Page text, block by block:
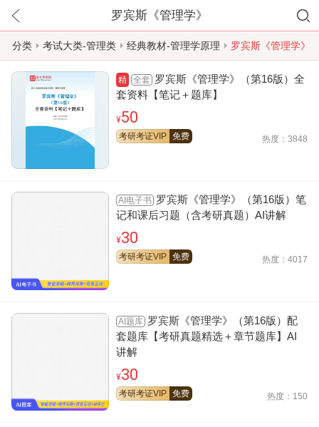
罗宾斯《管理学》
分类 考试大类-管理类 经典教材-管理学原理 罗宾斯《管理学》
精 全套 罗宾斯《管理学》（第16版）全
套资料【笔记＋题库】
¥50
考研考证VIP 免费 热度：3848
AI电子书 罗宾斯《管理学》（第16版）笔
记和课后习题（含考研真题）AI讲解
¥30
考研考证VIP 免费 热度：4017
AI题库 罗宾斯《管理学》（第16版）配
套题库【考研真题精选＋章节题库】AI
讲解
¥30
考研考证VIP 免费 热度：150